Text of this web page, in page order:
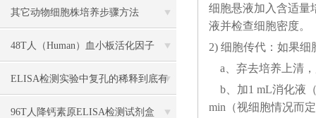
盘点
其它动物细胞株培养步骤方法
48T人（Human）血小板活化因子
（PAF） ELISA 检测试剂盒说明书
ELISA检测实验中复孔的稀释到底有
多关键
96T人降钙素原ELISA检测试剂盒
细胞悬液加入含适量
液并检查细胞密度。
2) 细胞传代：如果细
a、弃去培养上清
b、加1 mL消化液
min（视细胞情况而